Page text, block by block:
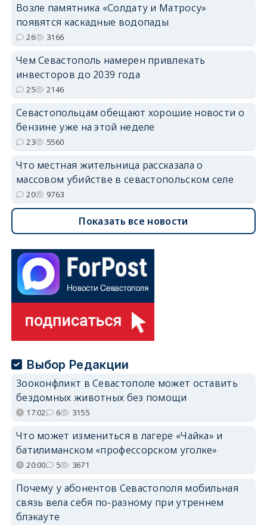
Возле памятника «Солдату и Матросу»
появятся каскадные водопады
26 3166
Чем Севастополь намерен привлекать
инвесторов до 2039 года
25 2146
Севастопольцам обещают хорошие новости о
бензине уже на этой неделе
23 5560
Что местная жительница рассказала о
массовом убийстве в севастопольском селе
20 9763
Показать все новости
Выбор Редакции
Зооконфликт в Севастополе может оставить
бездомных животных без помощи
17:02 6 3155
Что может измениться в лагере «Чайка» и
батилиманском «профессорском уголке»
20:00 5 3671
Почему у абонентов Севастополя мобильная
связь вела себя по-разному при утреннем
блэкауте